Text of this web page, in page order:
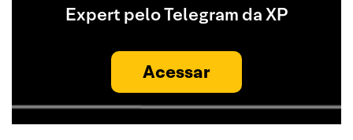
Expert pelo Telegram da XP
Acessar